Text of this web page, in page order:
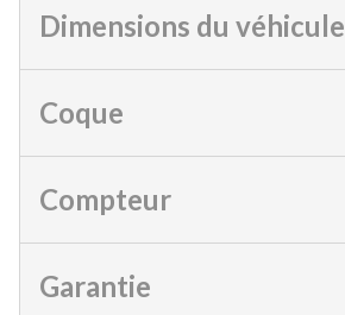
Dimensions du véhicule
Coque
Compteur
Garantie